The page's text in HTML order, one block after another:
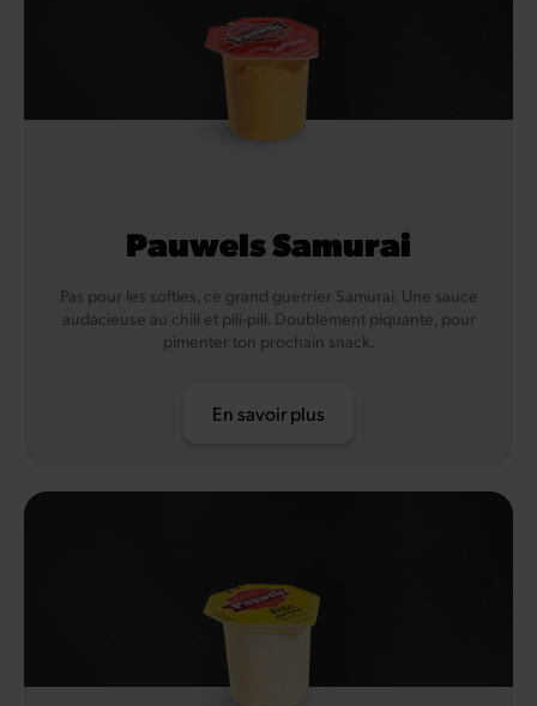
Pauwels Samurai
Pas pour les softies, ce grand guerrier Samurai. Une sauce
audacieuse au chili et pili-pili. Doublement piquante, pour
pimenter ton prochain snack.
En savoir plus